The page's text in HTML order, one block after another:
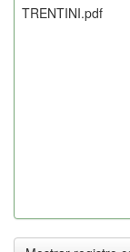
TRENTINI.pdf